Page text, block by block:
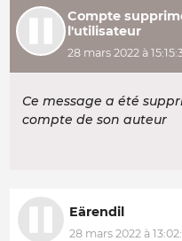
Compte
l'utilisateur
28 mars 2022 à
Ce message a été
compte de son auteur
Eärendil
28 mars 2022 à